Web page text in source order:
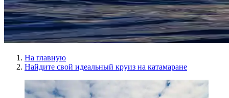
На главную
Найдите свой идеальный круиз на катамаране